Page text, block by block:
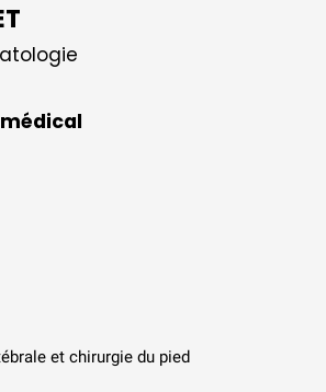
et chirurgie du pied